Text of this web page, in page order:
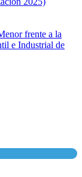
frente a la
e Industrial de